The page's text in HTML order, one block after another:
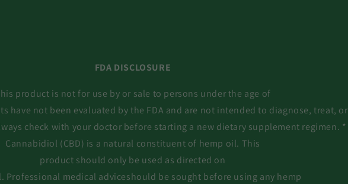
FDA DISCLOSURE
product is not for use by or sale to persons under the age of
have not been evaluated by the FDA and are not intended to diagnose, treat, or
check with your doctor before starting a new dietary supplement regimen. *
Cannabidiol (CBD) is a natural constituent of hemp oil. This
product should only be used as directed on
Professional medical adviceshould be sought before using any hemp